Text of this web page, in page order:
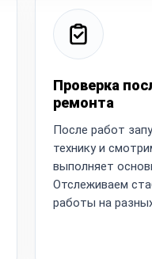
Проверка
ремонта
После работ
технику и
выполняет
Отслеживаем
работы на